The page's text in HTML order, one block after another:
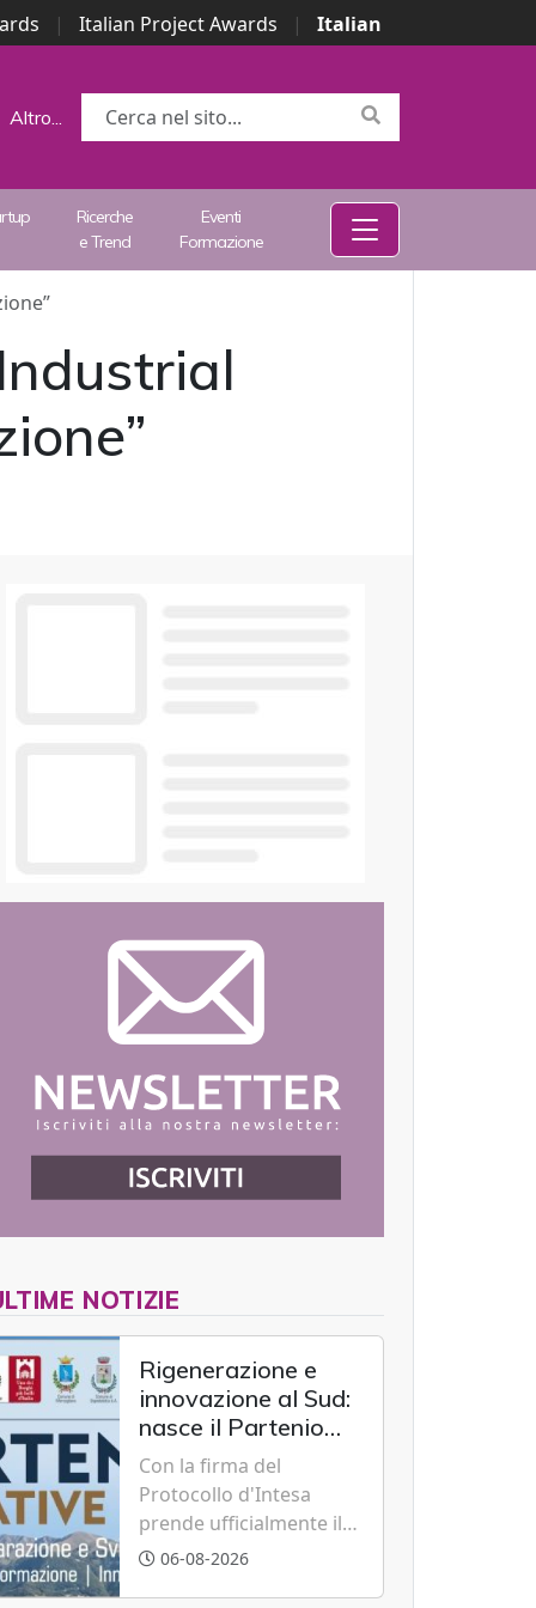
| Italian Project Awards |
Italian
Altro...
Ricerche
e Trend
Eventi
Formazione
NOTIZIE
Rigenerazione e
innovazione al Sud:
nasce il Partenio
Creative Hub per il
rilancio del
territorio
Con la firma del
Protocollo d'Intesa
prende ufficialmente il
via il recupero dell'ex
06-08-2026